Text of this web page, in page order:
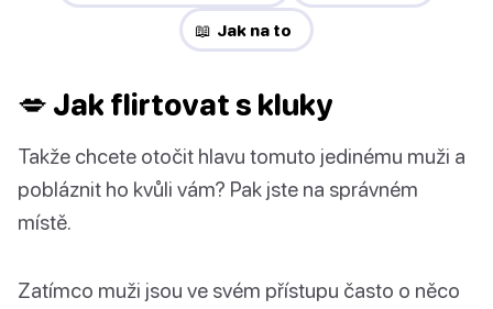
📖 Jak na to
💋 Jak flirtovat s kluky
Takže chcete otočit hlavu tomuto jedinému muži a
pobláznit ho kvůli vám? Pak jste na správném
místě.
Zatímco muži jsou ve svém přístupu často o něco